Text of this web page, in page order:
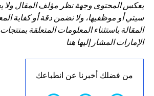
يعكس المحتوى وجهة نظر مؤلف المقال ولا
سيتي أو موظفيها، ولا نضمن دقة أو كفاية
المقالة باستثناء المعلومات المتعلقة
الإمارات المشار إليها هنا
من فضلك أخبرنا عن انطباعك